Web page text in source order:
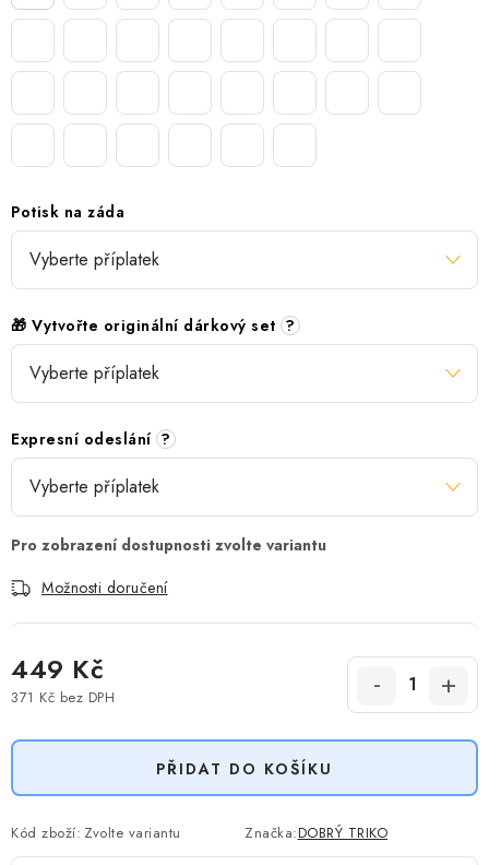
Potisk na záda
🎁 Vytvořte originální dárkový set ?
Expresní odeslání ?
Možnosti doručení
449 Kč
371 Kč bez DPH
PŘIDAT DO KOŠÍKU
Kód zboží: Zvolte variantu Značka:DOBRÝ TRIKO